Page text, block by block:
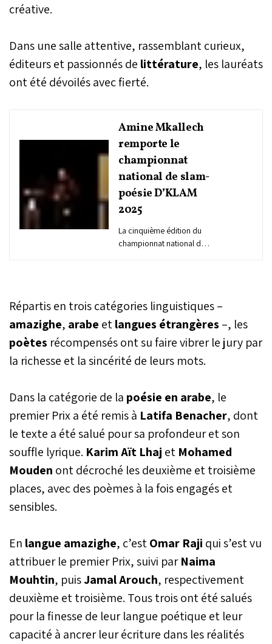
créative.
Dans une salle attentive, rassemblant curieux,
éditeurs et passionnés de littérature, les lauréats
ont été dévoilés avec fierté.
Amine Mkallech
remporte le
championnat
national de slam-
poésie D’KLAM
2025
La cinquième édition du
championnat national de
D’KLAM 2025, a couronné
Amine Mkallech. Il
devance Fatine Fatmi et
Adil Bennis,
respectivement deuxième
Répartis en trois catégories linguistiques –
amazighe, arabe etlangues étrangères –, les
poètes récompensés ont su faire vibrer le jury par
la richesse et la sincérité de leurs mots.
Dans la catégorie de la poésie en arabe, le
premier Prix a été remis à Latifa Benacher, dont
le texte a été salué pour sa profondeur et son
souffle lyrique. Karim Aït Lhaj et Mohamed
Mouden ont décroché les deuxième et troisième
places, avec des poèmes à la fois engagés et
sensibles.
En langue amazighe, c’estOmar Raji qui s’est vu
attribuer le premier Prix, suivi parNaima
Mouhtin, puisJamal Arouch, respectivement
deuxième et troisième. Tous trois ont été salués
pour la finesse de leur langue poétique et leur
capacité à ancrer leur écriture dans les réalités